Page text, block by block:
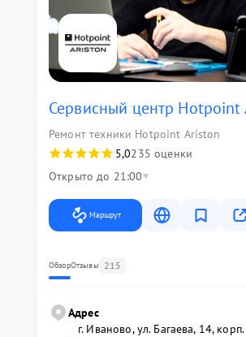
Сервисный центр Hotpoint
Ремонт техники Hotpoint Ariston
5,0235 оценки
Открыто до 21:00
Маршрут
ОбзорОтзывы 215
Адрес
г. Иваново, ул. Багаева, 14,